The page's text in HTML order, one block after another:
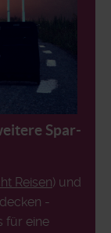
Spar-
Reisen) und
-
für eine